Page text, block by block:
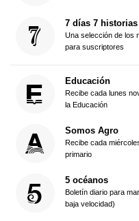
7 días 7 historias
Una selección de los
para suscriptores
Educación
Recibe cada lunes
la Educación
Somos Agro
Recibe cada
primario
5 océanos
Boletín diario para
baja velocidad)